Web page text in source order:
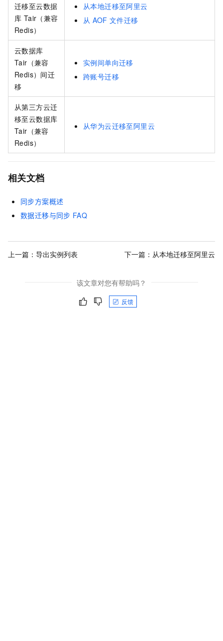
迁移至云数据
库 Tair（兼容
Redis）
从本地迁移至阿里云
从 AOF 文件迁移
云数据库
Tair（兼容
Redis） 间迁
移
实例间单向迁移
跨账号迁移
从第三方云迁
移至云数据库
Tair（兼容
Redis）
从华为云迁移至阿里云
相关文档
同步方案概述
数据迁移与同步 FAQ
上一篇： 导出实例列表 下一篇： 从本地迁移至阿里云
该文章对您有帮助吗？
反馈